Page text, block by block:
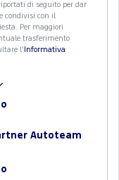
di seguito per dar
condivisi con il
trasferimento
l' Informativa
Autoteam